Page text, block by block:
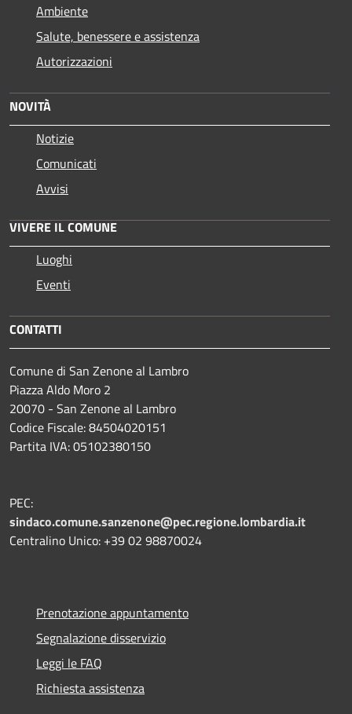
Ambiente
Salute, benessere e assistenza
Autorizzazioni
NOVITÀ
Notizie
Comunicati
Avvisi
VIVERE IL COMUNE
Luoghi
Eventi
CONTATTI
Comune di San Zenone al Lambro
Piazza Aldo Moro 2
20070 - San Zenone al Lambro
Codice Fiscale: 84504020151
Partita IVA: 05102380150
PEC:
sindaco.comune.sanzenone@pec.regione.lombardia.it
Centralino Unico: +39 02 98870024
Prenotazione appuntamento
Segnalazione disservizio
Leggi le FAQ
Richiesta assistenza